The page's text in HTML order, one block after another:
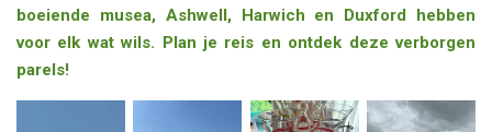
boeiende musea, Ashwell, Harwich en Duxford hebben
voor elk wat wils. Plan je reis en ontdek deze verborgen
parels!